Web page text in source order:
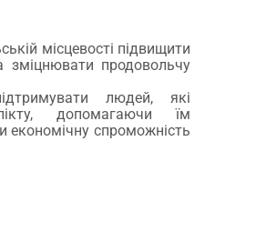
місцевості підвищити
зміцнювати продовольчу
людей, які
допомагаючи їм
економічну спроможність